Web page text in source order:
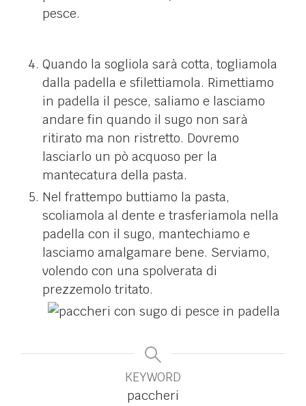
pesce.
Quando la sogliola sarà cotta, togliamola
dalla padella e sfilettiamola. Rimettiamo
in padella il pesce, saliamo e lasciamo
andare fin quando il sugo non sarà
ritirato ma non ristretto. Dovremo
lasciarlo un pò acquoso per la
mantecatura della pasta.
Nel frattempo buttiamo la pasta,
scoliamola al dente e trasferiamola nella
padella con il sugo, mantechiamo e
lasciamo amalgamare bene. Serviamo,
volendo con una spolverata di
prezzemolo tritato.
KEYWORD
paccheri